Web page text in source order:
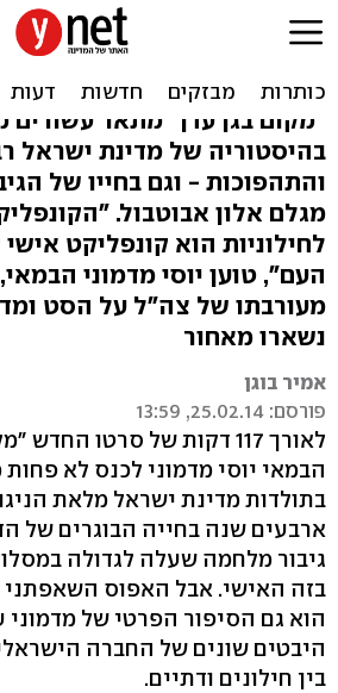
הגענו עד לרמטכ"ל:
מדמוני על "מקום
"מקום בגן עדן" מתאר עשורים
בהיסטוריה של מדינת ישראל
והתהפוכות - וגם בחייו של
מגלם אלון אבוטבול.
לחילוניות הוא קונפליקט
העם", טוען יוסי מדמוני
מעורבתו של צה"ל על הסט
נשארו מאחור
אמיר בוגן
פורסם: 25.02.14, 13:59
לאורך 117 דקות של סרטו
הבמאי יוסי מדמוני לכנס לא
בתולדות מדינת ישראל מלאת
ארבעים שנה בחייה הבוגרים של
גיבור מלחמה שעלה לגדולה
בזה האישי. אבל האפוס השאפתני
הוא גם הסיפור הפרטי של מדמוני
היבטים שונים של החברה
בין חילונים ודתיים.